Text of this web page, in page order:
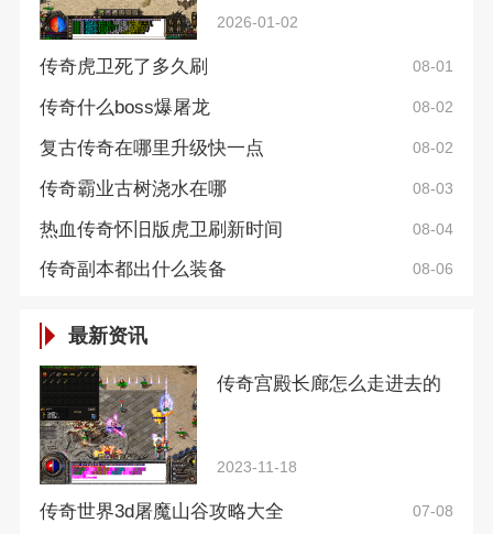
2026-01-02
传奇虎卫死了多久刷 08-01
传奇什么boss爆屠龙 08-02
复古传奇在哪里升级快一点 08-02
传奇霸业古树浇水在哪 08-03
热血传奇怀旧版虎卫刷新时间 08-04
传奇副本都出什么装备 08-06
最新资讯
传奇宫殿长廊怎么走进去的
2023-11-18
传奇世界3d屠魔山谷攻略大全 07-08